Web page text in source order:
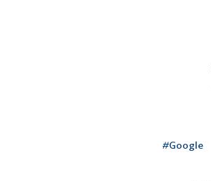
#Google